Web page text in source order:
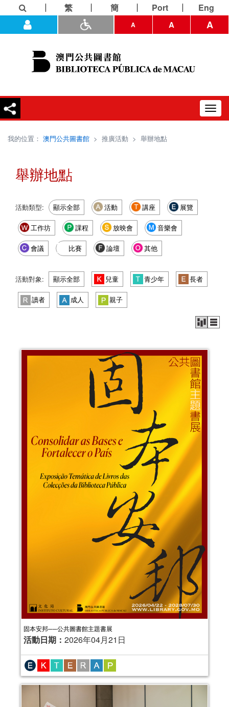
繁 簡 Port Eng
A A A
我的位置： 澳門公共圖書館 > 推廣活動 > 舉辦地點
舉辦地點
活動類型: 顯示全部 活動 講座 展覽
工作坊 課程 放映會 音樂會
會議 比賽 論壇 其他
活動對象: 顯示全部 兒童 青少年 長者
讀者 成人 親子
固本安邦──公共圖書館主題書展
活動日期： 2026年04月21日